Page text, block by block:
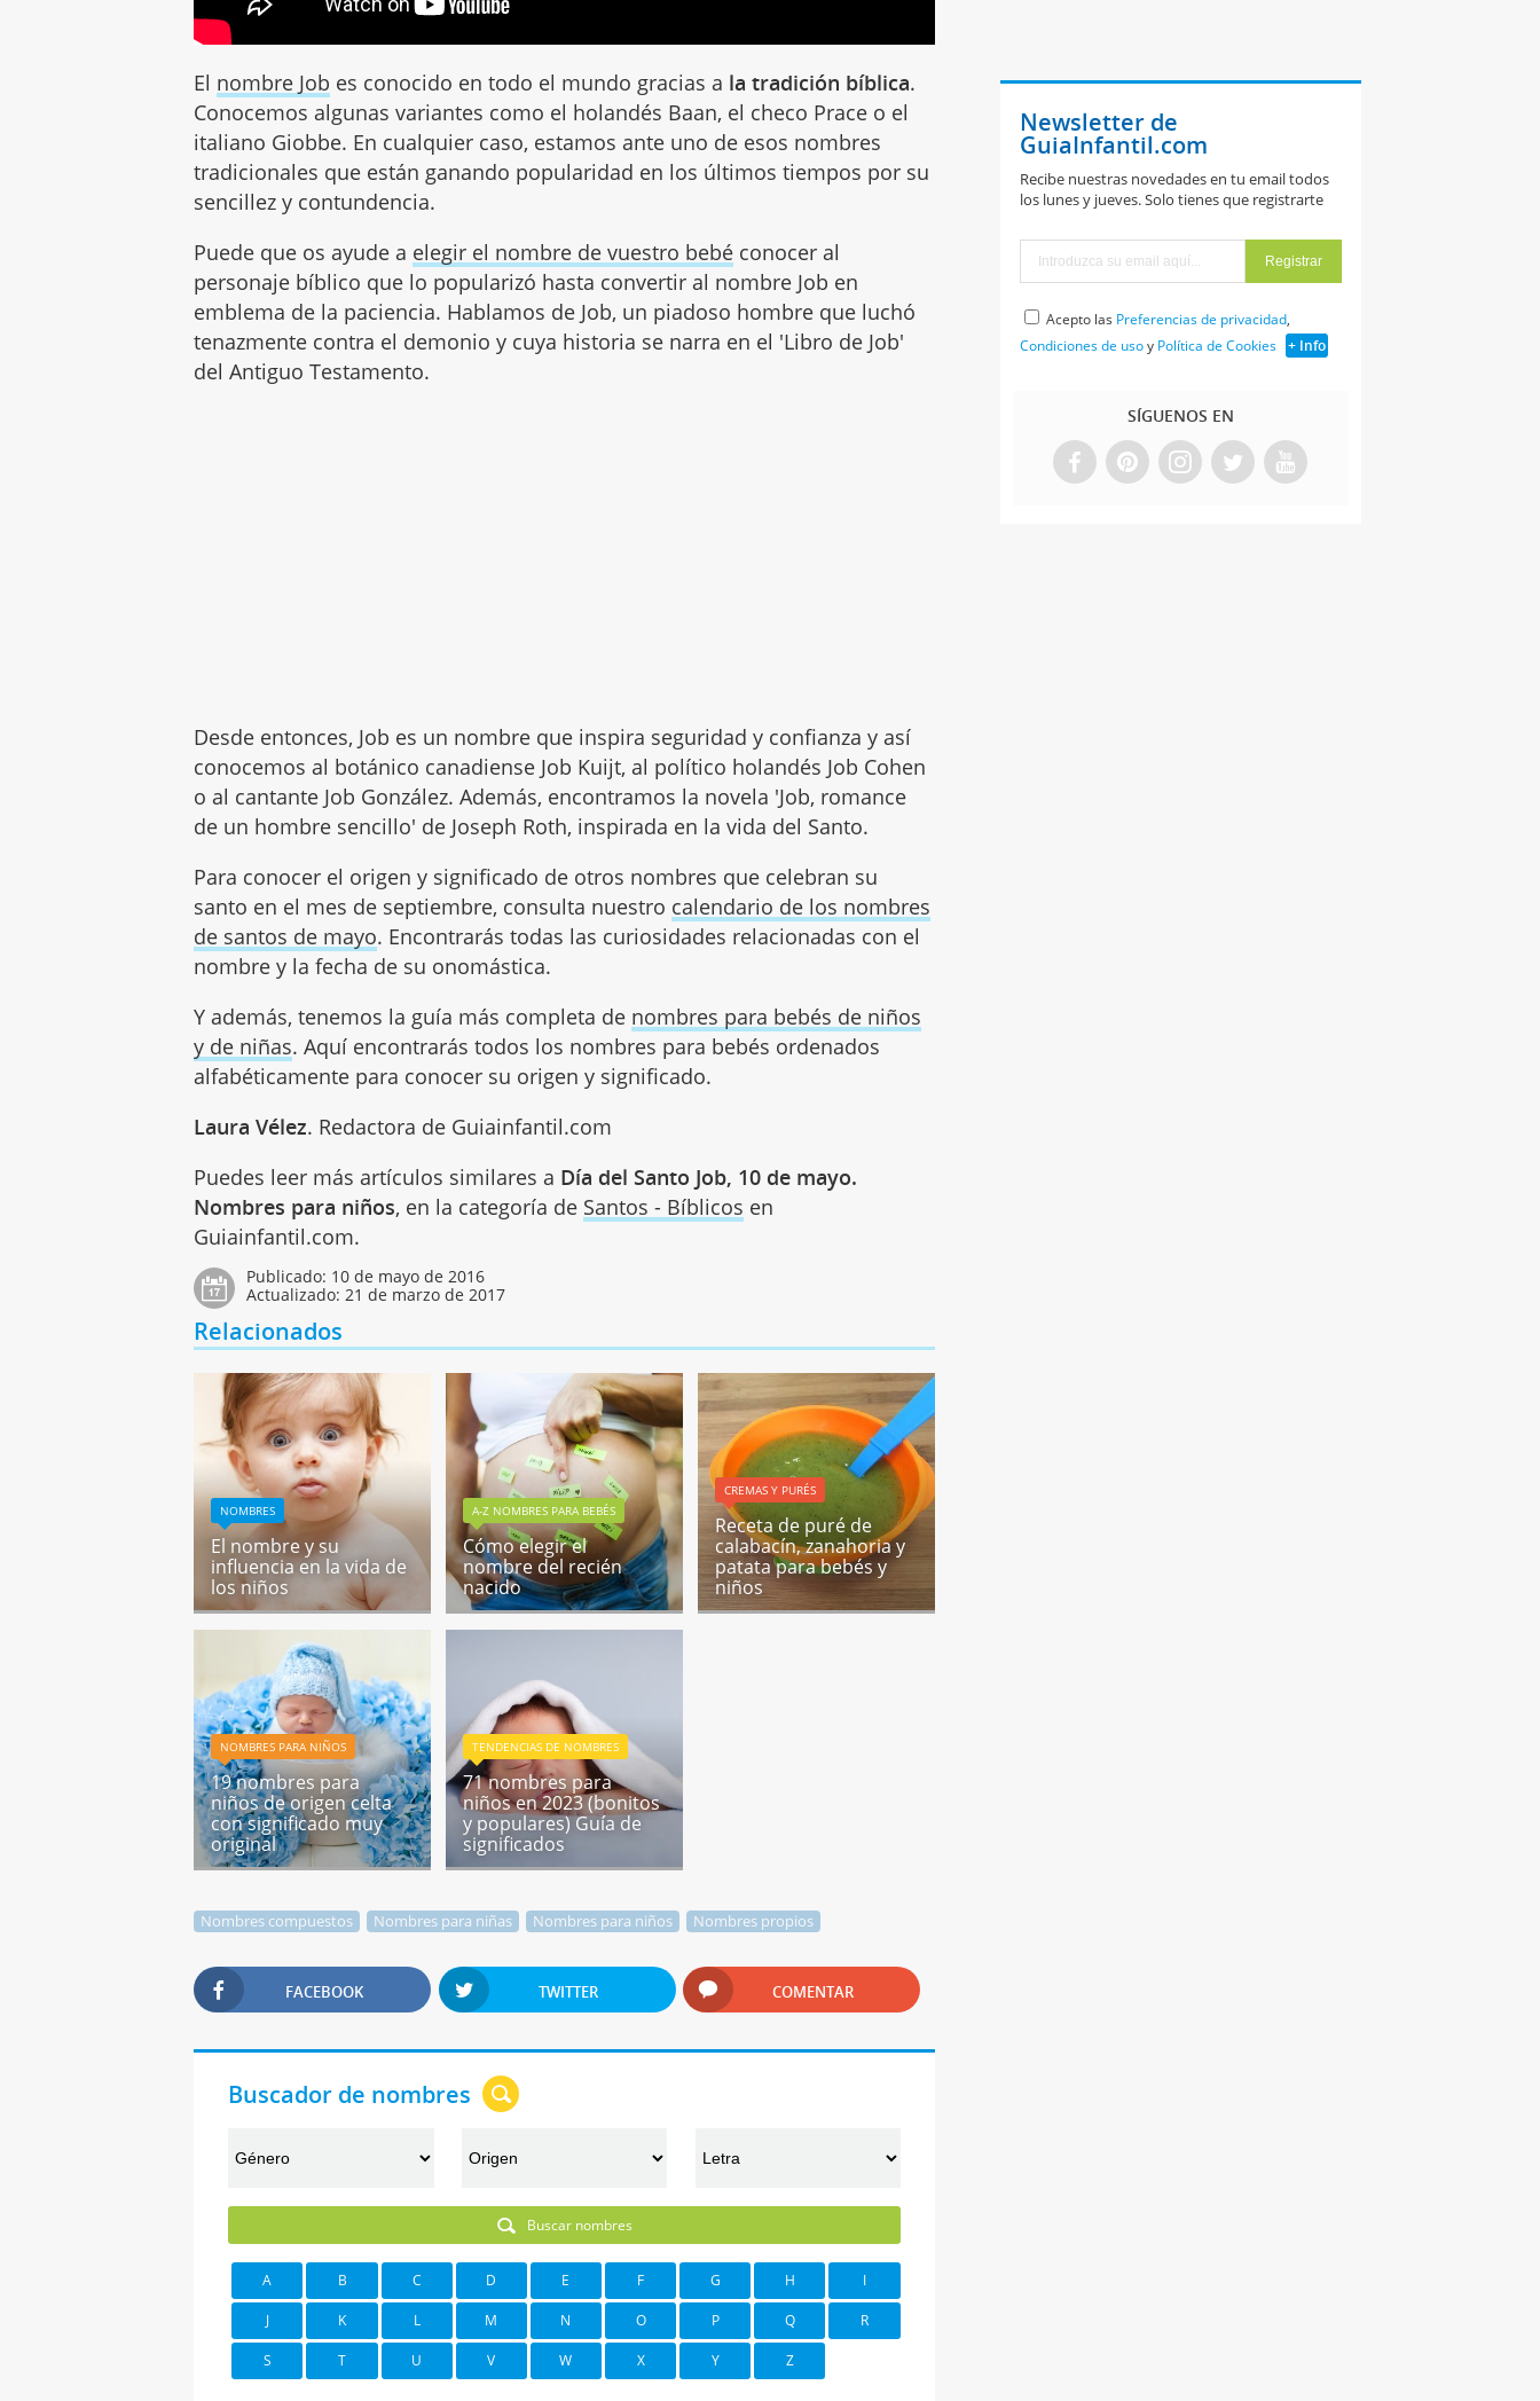
El nombre Job es conocido en todo el mundo gracias a la tradición bíblica.
Conocemos algunas variantes como el holandés Baan, el checo Prace o el
italiano Giobbe. En cualquier caso, estamos ante uno de esos nombres
tradicionales que están ganando popularidad en los últimos tiempos por su
sencillez y contundencia.
Puede que os ayude a elegir el nombre de vuestro bebé conocer al
personaje bíblico que lo popularizó hasta convertir al nombre Job en
emblema de la paciencia. Hablamos de Job, un piadoso hombre que luchó
tenazmente contra el demonio y cuya historia se narra en el 'Libro de Job'
del Antiguo Testamento.
Desde entonces, Job es un nombre que inspira seguridad y confianza y así
conocemos al botánico canadiense Job Kuijt, al político holandés Job Cohen
o al cantante Job González. Además, encontramos la novela 'Job, romance
de un hombre sencillo' de Joseph Roth, inspirada en la vida del Santo.
Para conocer el origen y significado de otros nombres que celebran su
santo en el mes de septiembre, consulta nuestro calendario de los nombres
de santos de mayo. Encontrarás todas las curiosidades relacionadas con el
nombre y la fecha de su onomástica.
Y además, tenemos la guía más completa de nombres para bebés de niños
y de niñas. Aquí encontrarás todos los nombres para bebés ordenados
alfabéticamente para conocer su origen y significado.
Laura Vélez. Redactora de Guiainfantil.com
Puedes leer más artículos similares a Día del Santo Job, 10 de mayo.
Nombres para niños, en la categoría de Santos - Bíblicos en
Guiainfantil.com.
Publicado: 10 de mayo de 2016
Actualizado:21 de marzo de 2017
Relacionados
NOMBRES
El nombre y su
influencia en la vida de
los niños
A-Z NOMBRES PARA BEBÉS
Cómo elegir el
nombre del recién
nacido
CREMAS Y PURÉS
Receta de puré de
calabacín, zanahoria y
patata para bebés y
niños
NOMBRES PARA NIÑOS
19 nombres para
niños de origen celta
con significado muy
original
TENDENCIAS DE NOMBRES
71 nombres para
niños en 2023 (bonitos
y populares) Guía de
significados
Nombres compuestos Nombres para niñas Nombres para niños Nombres propios
FACEBOOK TWITTER COMENTAR
Buscador de nombres
Buscar nombres
A B C D E F G H I
J K L M N O P Q R
S T U V W X Y Z
Newsletter de
GuiaInfantil.com
Recibe nuestras novedades en tu email todos
los lunes y jueves. Solo tienes que registrarte
Acepto las Preferencias de privacidad,
Condiciones de usoy Política de Cookies + Info
SÍGUENOS EN